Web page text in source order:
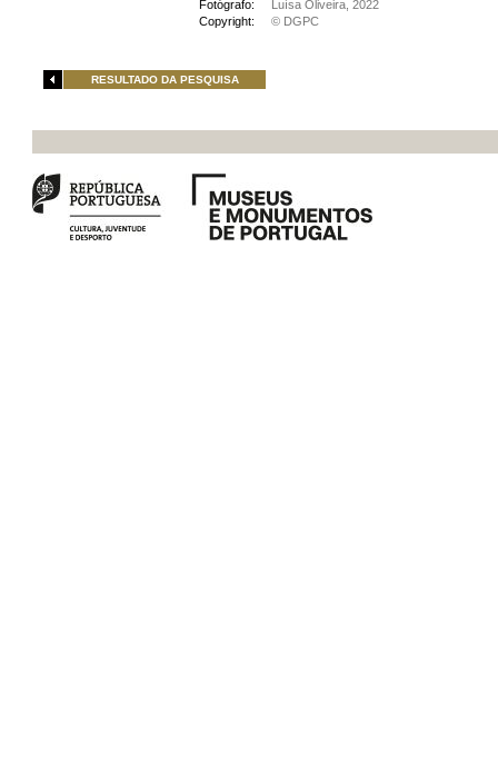
Fotógrafo:
Luísa Oliveira, 2022
Copyright:
© DGPC
RESULTADO DA PESQUISA